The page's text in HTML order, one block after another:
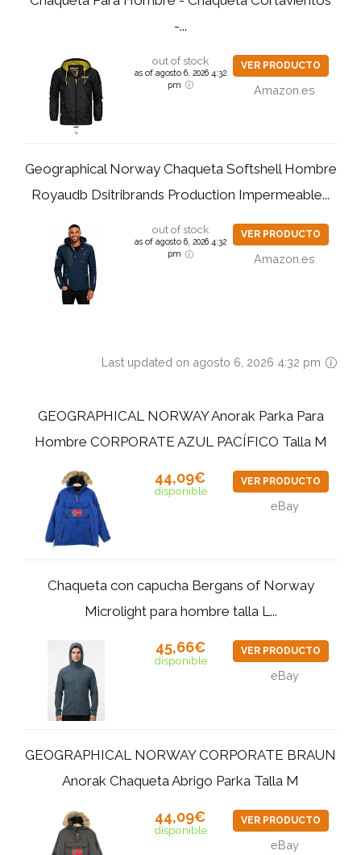
-...
out of stock
as of agosto 6, 2026 4:32
pm
VER PRODUCTO
Amazon.es
Geographical Norway Chaqueta Softshell Hombre
Royaudb Dsitribrands Production Impermeable...
out of stock
as of agosto 6, 2026 4:32
pm
VER PRODUCTO
Amazon.es
Last updated on agosto 6, 2026 4:32 pm
GEOGRAPHICAL NORWAY Anorak Parka Para
Hombre CORPORATE AZUL PACÍFICO Talla M
44,09€
disponible
VER PRODUCTO
eBay
Chaqueta con capucha Bergans of Norway
Microlight para hombre talla L...
45,66€
disponible
VER PRODUCTO
eBay
GEOGRAPHICAL NORWAY CORPORATE BRAUN
Anorak Chaqueta Abrigo Parka Talla M
44,09€
disponible
VER PRODUCTO
eBay